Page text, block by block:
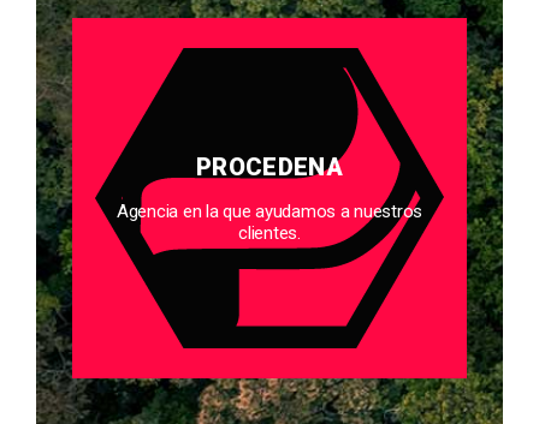
PROCEDENA
Agencia en la que ayudamos a nuestros
clientes.